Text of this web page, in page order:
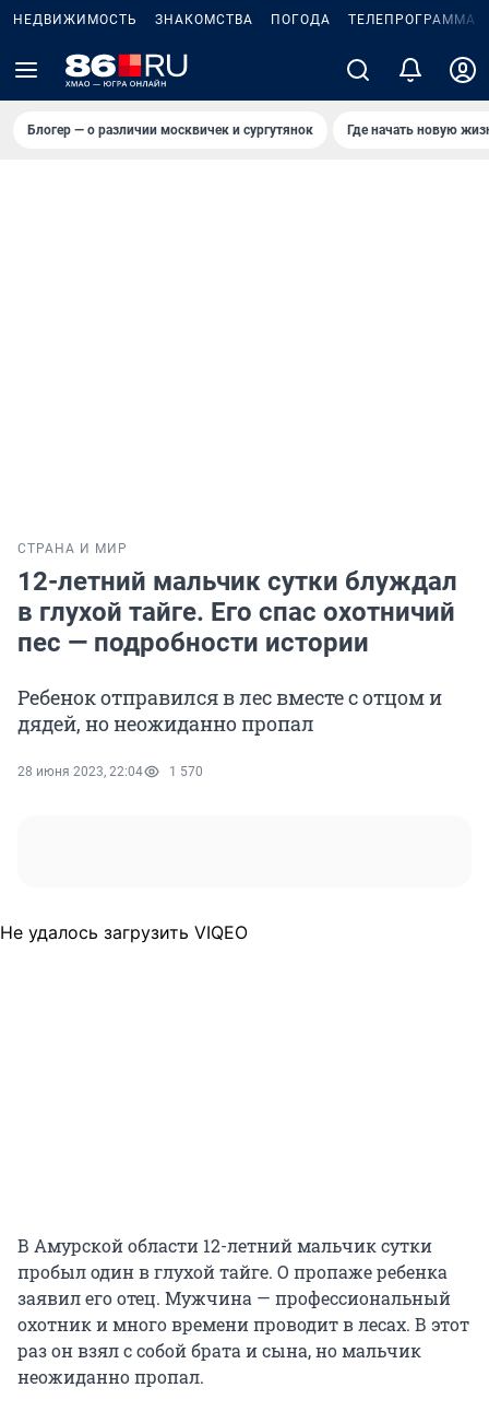
НЕДВИЖИМОСТЬ ЗНАКОМСТВА ПОГОДА ТЕЛЕПРОГРАММА
Блогер — о различии москвичек и сургутянок Где начать новую
СТРАНА И МИР
12-летний мальчик сутки блуждал
в глухой тайге. Его спас охотничий
пес — подробности истории
Ребенок отправился в лес вместе с отцом и
дядей, но неожиданно пропал
28 июня 2023, 22:04 1 570
Не удалось загрузить VIQEO
В Амурской области 12-летний мальчик сутки
пробыл один в глухой тайге. О пропаже ребенка
заявил его отец. Мужчина — профессиональный
охотник и много времени проводит в лесах. В этот
раз он взял с собой брата и сына, но мальчик
неожиданно пропал.